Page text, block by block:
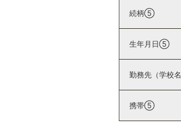
続柄⑤
生年月日⑤
勤務先（学校
携帯⑤